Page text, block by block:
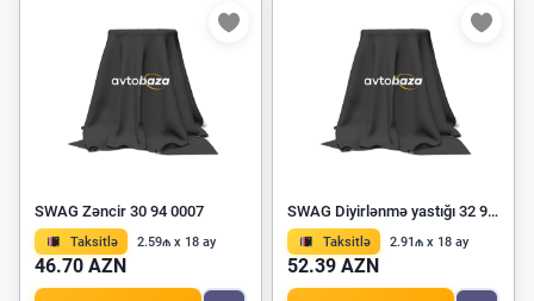
SWAG Zəncir 30 94 0007
Taksitlə 2.59₼ x 18 ay
46.70 AZN
SWAG Diyirlənmə yastığı 32 91 9740
Taksitlə 2.91₼ x 18 ay
52.39 AZN